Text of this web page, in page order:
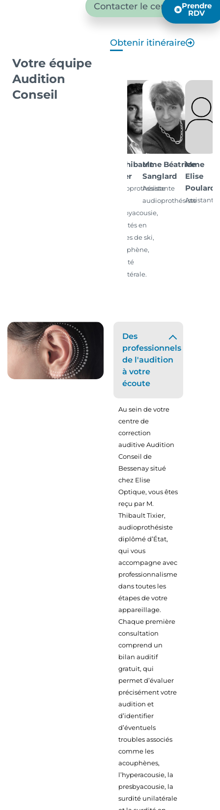
Contacter le centre Prendre
RDV
Obtenir itinéraire
Votre équipe
Audition
Conseil
M. Thibault
Tixier
Audioprothésiste
Presbyacousie,
Surdités en
pentes de ski,
Acouphène,
Surdité
unilatérale.
Mme Béatrice
Sanglard
Assistante
audioprothésiste
Mme
Elise
Poulard
Assistante
Des
professionnels
de l'audition
à votre
écoute
Au sein de votre
centre de
correction
auditive Audition
Conseil de
Bessenay situé
chez Elise
Optique, vous êtes
reçu par M.
Thibault Tixier,
audioprothésiste
diplômé d’État,
qui vous
accompagne avec
professionnalisme
dans toutes les
étapes de votre
appareillage.
Chaque première
consultation
comprend un
bilan auditif
gratuit, qui
permet d’évaluer
précisément votre
audition et
d’identifier
d’éventuels
troubles associés
comme les
acouphènes,
l’hyperacousie, la
presbyacousie, la
surdité unilatérale